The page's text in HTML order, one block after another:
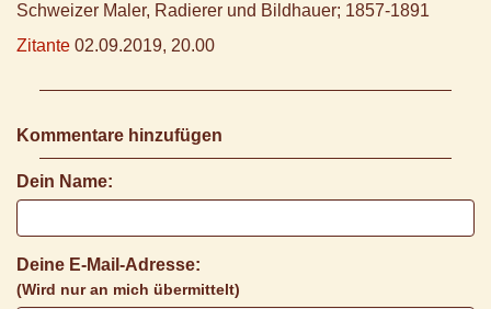
Schweizer Maler, Radierer und Bildhauer; 1857-1891
Zitante 02.09.2019, 20.00
Kommentare hinzufügen
Dein Name:
Deine E-Mail-Adresse:
(Wird nur an mich übermittelt)